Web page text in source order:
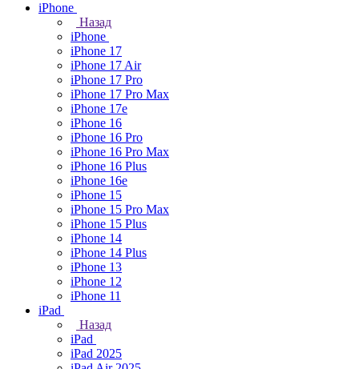
iPhone
Назад
iPhone
iPhone 17
iPhone 17 Air
iPhone 17 Pro
iPhone 17 Pro Max
iPhone 17e
iPhone 16
iPhone 16 Pro
iPhone 16 Pro Max
iPhone 16 Plus
iPhone 16e
iPhone 15
iPhone 15 Pro Max
iPhone 15 Plus
iPhone 14
iPhone 14 Plus
iPhone 13
iPhone 12
iPhone 11
iPad
Назад
iPad
iPad 2025